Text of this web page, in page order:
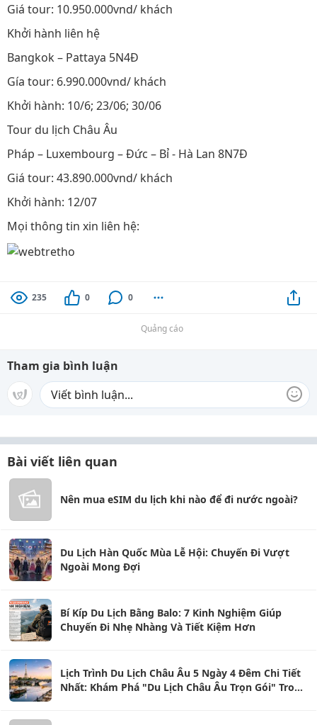
Giá tour: 10.950.000vnd/ khách
Khởi hành liên hệ
Bangkok – Pattaya 5N4Đ
Gía tour: 6.990.000vnd/ khách
Khởi hành: 10/6; 23/06; 30/06
Tour du lịch Châu Âu
Pháp – Luxembourg – Đức – Bỉ - Hà Lan 8N7Đ
Giá tour: 43.890.000vnd/ khách
Khởi hành: 12/07
Mọi thông tin xin liên hệ:
235 0 0
Quảng cáo
Tham gia bình luận
Bài viết liên quan
Nên mua eSIM du lịch khi nào để đi nước ngoài?
Du Lịch Hàn Quốc Mùa Lễ Hội: Chuyến Đi Vượt
Ngoài Mong Đợi
Bí Kíp Du Lịch Bằng Balo: 7 Kinh Nghiệm Giúp
Chuyến Đi Nhẹ Nhàng Và Tiết Kiệm Hơn
Lịch Trình Du Lịch Châu Âu 5 Ngày 4 Đêm Chi Tiết
Nhất: Khám Phá "Du Lịch Châu Âu Trọn Gói" Trong